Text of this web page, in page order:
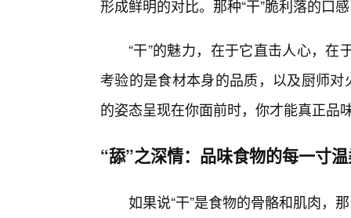
形成鲜明的对比。那种“干”脆利落的口
“干”的魅力，在于它直击人心，
考验的是食材本身的品质，以及厨师
的姿态呈现在你面前时，你才能真正品
“舔”之深情：品味食物的每一寸
如果说“干”是食物的骨骼和肌肉，